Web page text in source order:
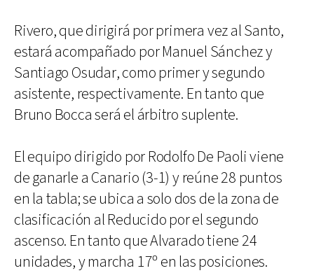
Rivero, que dirigirá por primera vez al Santo,
estará acompañado por Manuel Sánchez y
Santiago Osudar, como primer y segundo
asistente, respectivamente. En tanto que
Bruno Bocca será el árbitro suplente.
El equipo dirigido por Rodolfo De Paoli viene
de ganarle a Canario (3-1) y reúne 28 puntos
en la tabla; se ubica a solo dos de la zona de
clasificación al Reducido por el segundo
ascenso. En tanto que Alvarado tiene 24
unidades, y marcha 17º en las posiciones.